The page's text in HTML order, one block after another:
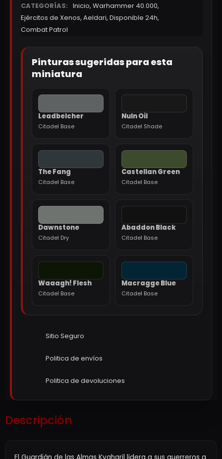
CATEGORÍAS: Inicio, Warhammer 40.000,
Ejércitos de Xenos, Aeldari, Disponible 24h,
Combat Patrol
Pinturas sugeridas para esta
miniatura
Leadbelcher
Citadel Base
Nuln Oil
Citadel Shade
The Fang
Citadel Base
Castellan Green
Citadel Base
Dawnstone
Citadel Dry
Abaddon Black
Citadel Base
Waaagh! Flesh
Citadel Base
Macragge Blue
Citadel Base
Sitio Seguro
Politica de envíos
Politica de devoluciones
Descripción
El Guardián de las Almas Kygharil lidera a sus guerreros a